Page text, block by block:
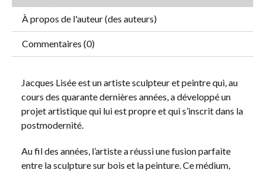
À propos de l'auteur (des auteurs)
Commentaires (0)
Jacques Lisée est un artiste sculpteur et peintre qui, au
cours des quarante dernières années, a développé un
projet artistique qui lui est propre et qui s’inscrit dans la
postmodernité.
Au fil des années, l’artiste a réussi une fusion parfaite
entre la sculpture sur bois et la peinture. Ce médium,